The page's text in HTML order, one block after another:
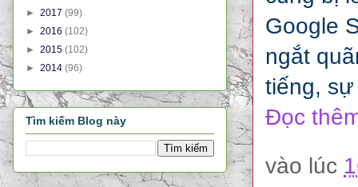
Google
ngắt
tiếng,
Đọc
vào lúc
► 2017 (99)
► 2016 (102)
► 2015 (102)
► 2014 (96)
Tìm kiếm Blog này